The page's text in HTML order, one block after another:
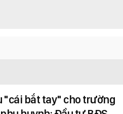
"cái bắt tay" cho trường